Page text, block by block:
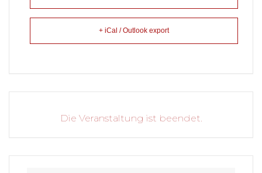
+ iCal / Outlook export
Die Veranstaltung ist beendet.